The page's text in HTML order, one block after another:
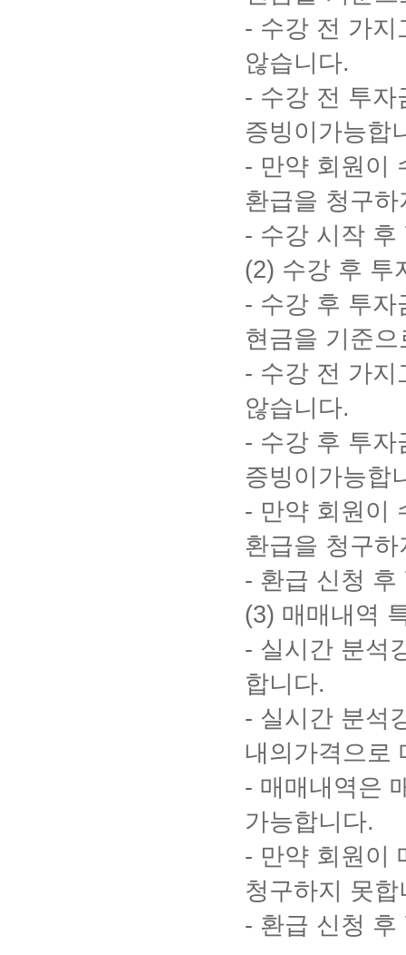
- 수강 전 가
않습니다.
- 수강 전 투자
증빙이가능합
- 만약 회원이
환급을 청구
- 수강 시작 후
(2) 수강 후 투
- 수강 후 투
현금을 기준
- 수강 전 가
않습니다.
- 수강 후 투자
증빙이가능합
- 만약 회원이
환급을 청구
- 환급 신청 후
(3) 매매내역
- 실시간 분석
합니다.
- 실시간 분석
내의가격으로
- 매매내역은
가능합니다.
- 만약 회원이
청구하지 못합
- 환급 신청 후